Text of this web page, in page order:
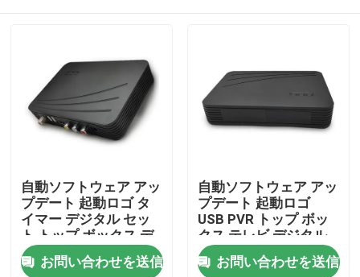
ホーム
自動ソフトウェア アッ
プデート 起動ロゴ タ
イマー デジタル セッ
ト トップ ボックス デ
ジタル テレビ セット
トップ ボックス
お問い合わせを送信
自動ソフトウェア アッ
プデート 起動ロゴ
USB PVR トップ ボッ
クス テレビ デジタル
ケーブル セット トッ
プ ボックス
お問い合わせを送信